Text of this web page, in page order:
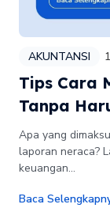
AKUNTANSI
Tips Cara
Tanpa
Apa yang
laporan neraca?
keuangan...
Baca